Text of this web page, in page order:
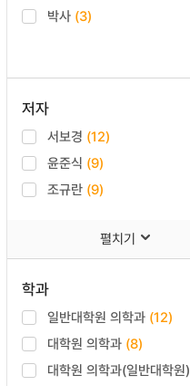
박사 (3)
저자
서보경 (12)
윤준식 (9)
조규란 (9)
펼치기
학과
일반대학원 의학과 (12)
대학원 의학과 (8)
대학원 의학과(일반대학원)